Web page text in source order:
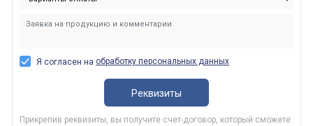
Я согласен на обработку персональных данных
Реквизиты
Прикрепив реквизиты, вы получите счет-договор, который сможете